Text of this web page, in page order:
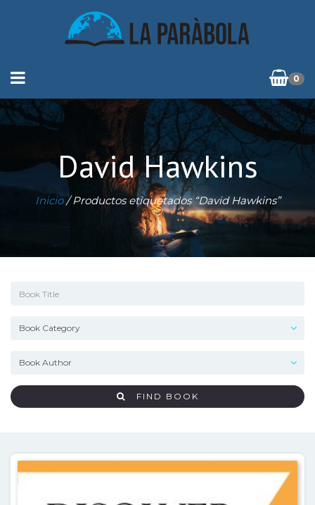
0
David Hawkins
Inicio/ Productos etiquetados “David Hawkins”
FIND BOOK